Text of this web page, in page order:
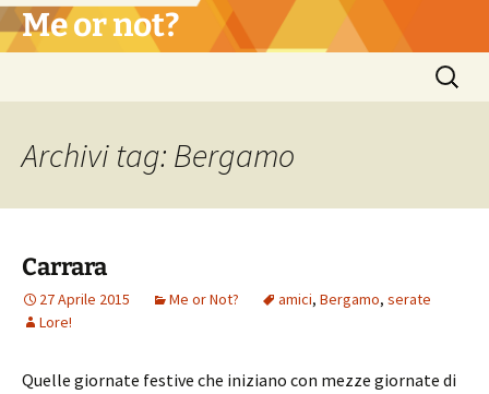
Vai
al Me or not?
Ricerca
per:
Archivi tag: Bergamo
Carrara
27 Aprile 2015 Me or Not? amici, Bergamo, serate
Lore!
Quelle giornate festive che iniziano con mezze giornate di